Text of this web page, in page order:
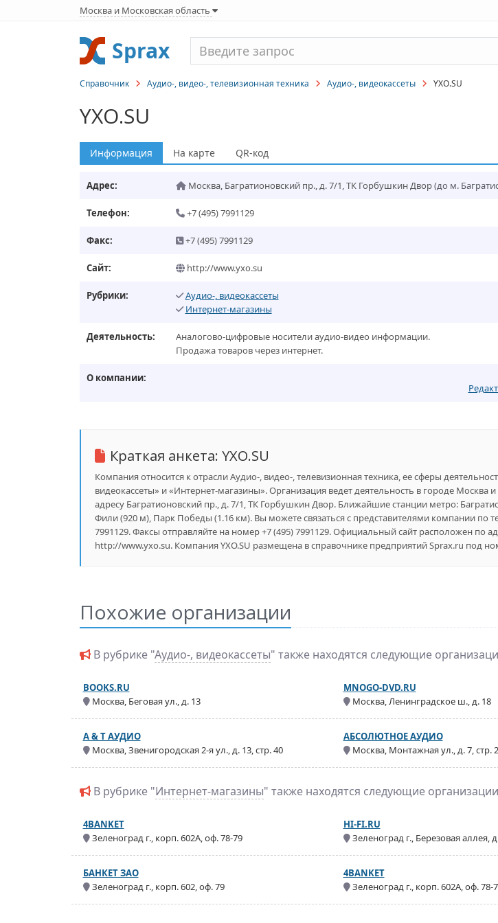
Москва и Московская область
Sprax
Справочник Аудио-, видео-, телевизионная техника Аудио-, видеокассеты YXO.SU
YXO.SU
Информация На карте QR-код
Адрес: Москва, Багратионовский пр., д. 7/1, ТК Горбушкин Двор(до м.
Телефон: +7 (495) 7991129
Факс: +7 (495) 7991129
Сайт: http://www.yxo.su
Рубрики:
Аудио-, видеокассеты
Интернет-магазины
Деятельность:
Аналогово-цифровые носители аудио-видео информации.
Продажа товаров через интернет.
О компании:
Краткая анкета: YXO.SU
Компания относится к отрасли Аудио-, видео-, телевизионная техника, ее сферы
видеокассеты» и «Интернет-магазины». Организация ведет деятельность в городе Москва
адресу Багратионовский пр., д. 7/1, ТК Горбушкин Двор. Ближайшие станции метро:
Фили (920 м), Парк Победы (1.16 км). Вы можете связаться с представителями компании по
7991129. Факсы отправляйте на номер +7 (495) 7991129. Официальный сайт расположен по
http://www.yxo.su. Компания YXO.SU размещена в справочнике предприятий Sprax.ru под
Похожие организации
В рубрике "Аудио-, видеокассеты" также находятся следующие
BOOKS.RU
Москва, Беговая ул., д. 13
MNOGO-DVD.RU
Москва, Ленинградское ш., д. 18
А & Т АУДИО
Москва, Звенигородская 2-я ул., д. 13, стр. 40
АБСОЛЮТНОЕ АУДИО
Москва, Монтажная ул., д. 7, стр. 2
В рубрике "Интернет-магазины" также находятся следующие
4BANKET
Зеленоград г., корп. 602А, оф. 78-79
HI-FI.RU
Зеленоград г., Березовая аллея,
БАНКЕТ ЗАО
Зеленоград г., корп. 602, оф. 79
4BANKET
Зеленоград г., корп. 602А, оф. 78-